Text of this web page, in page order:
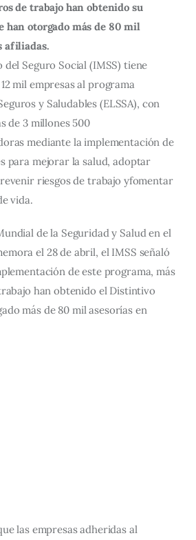
de trabajo han obtenido su
han otorgado más de 80 mil
afiliadas.
Seguro Social (IMSS) tiene
mil empresas al programa
y Saludables (ELSSA), con
de 3 millones 500
mediante la implementación de
para mejorar la salud, adoptar
riesgos de trabajo yfomentar
vida.
de la Seguridad y Salud en el
el 28 de abril, el IMSS señaló
de este programa, más
han obtenido el Distintivo
más de 80 mil asesorías en
las empresas adheridas al